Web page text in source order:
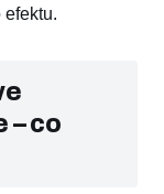
– co